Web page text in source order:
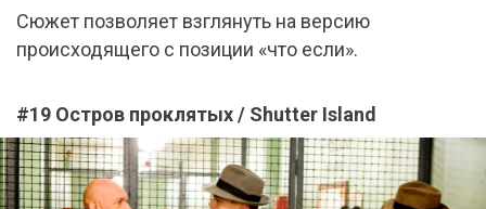
Сюжет позволяет взглянуть на версию
происходящего с позиции «что если».
#19 Остров проклятых / Shutter Island